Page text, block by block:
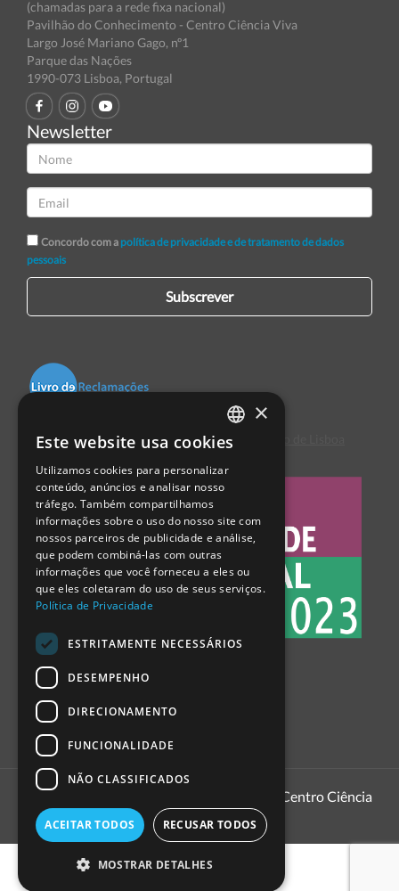
(chamadas para a rede fixa nacional)
Pavilhão do Conhecimento - Centro Ciência Viva
Largo José Mariano Gago, nº1
Parque das Nações
1990-073 Lisboa, Portugal
Newsletter
Concordo com a política de privacidade e de tratamento de dados
pessoais
Subscrever
Centro de Arbitragem de Conflitos de Consumo de Lisboa
1999 - 2026
Pavilhão do Conhecimento | Centro Ciência
PORTUGUESE
ENGLISH
SPANISH
×
Este website usa cookies
Utilizamos cookies para personalizar
conteúdo, anúncios e analisar nosso
tráfego. Também compartilhamos
informações sobre o uso do nosso site com
nossos parceiros de publicidade e análise,
que podem combiná-las com outras
informações que você forneceu a eles ou
que eles coletaram do uso de seus serviços.
Política de Privacidade
ESTRITAMENTE NECESSÁRIOS
DESEMPENHO
DIRECIONAMENTO
FUNCIONALIDADE
NÃO CLASSIFICADOS
ACEITAR TODOS RECUSAR TODOS
MOSTRAR DETALHES